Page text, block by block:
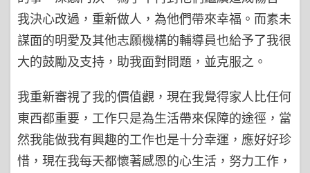
我決心改過，重新做人，為他們帶來幸福。而素未
謀面的明愛及其他志願機構的輔導員也給予了我很
大的鼓勵及支持，助我面對問題，並克服之。
我重新審視了我的價值觀，現在我覺得家人比任何
東西都重要，工作只是為生活帶來保障的途徑，當
然我能做我有興趣的工作也是十分幸運，應好好珍
惜，現在我每天都懷著感恩的心生活，努力工作，